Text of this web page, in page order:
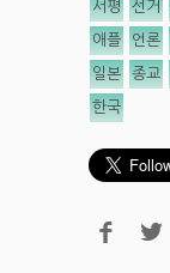
서평 선거
애플 언론
일본 종교
한국